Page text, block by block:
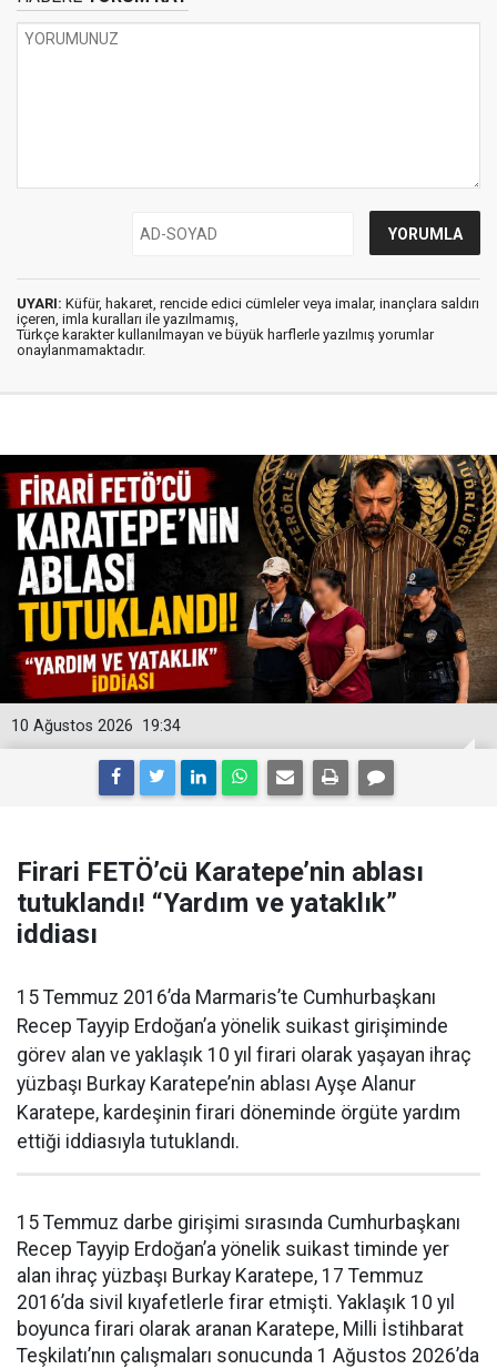
UYARI: Küfür, hakaret, rencide edici cümleler veya imalar, inançlara saldırı
içeren, imla kuralları ile yazılmamış,
Türkçe karakter kullanılmayan ve büyük harflerle yazılmış yorumlar
onaylanmamaktadır.
19:34
10 Ağustos 2026
Firari FETÖ’cü Karatepe’nin ablası
tutuklandı! “Yardım ve yataklık”
iddiası
15 Temmuz 2016’da Marmaris’te Cumhurbaşkanı
Recep Tayyip Erdoğan’a yönelik suikast girişiminde
görev alan ve yaklaşık 10 yıl firari olarak yaşayan ihraç
yüzbaşı Burkay Karatepe’nin ablası Ayşe Alanur
Karatepe, kardeşinin firari döneminde örgüte yardım
ettiği iddiasıyla tutuklandı.
15 Temmuz darbe girişimi sırasında Cumhurbaşkanı
Recep Tayyip Erdoğan’a yönelik suikast timinde yer
alan ihraç yüzbaşı Burkay Karatepe, 17 Temmuz
2016’da sivil kıyafetlerle firar etmişti. Yaklaşık 10 yıl
boyunca firari olarak aranan Karatepe, Milli İstihbarat
Teşkilatı’nın çalışmaları sonucunda 1 Ağustos 2026’da